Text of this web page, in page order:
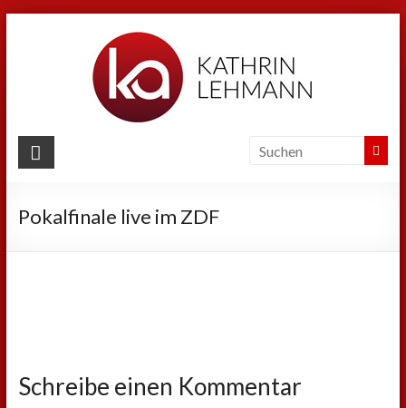
Kathrin
Sport
Pokalfinale live im ZDF
Schreibe einen Kommentar